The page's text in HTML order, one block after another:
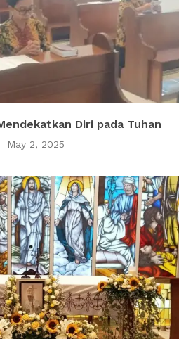
Diri pada Tuhan
May 2, 2025